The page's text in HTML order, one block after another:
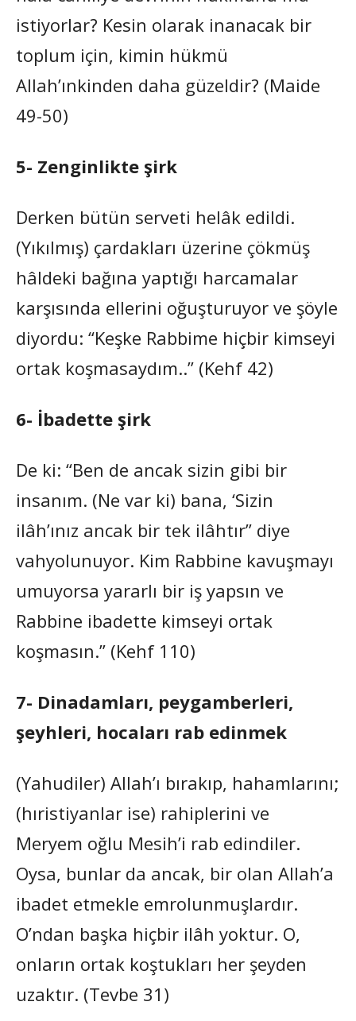
istiyorlar? Kesin olarak inanacak bir
toplum için, kimin hükmü
Allah’ınkinden daha güzeldir? (Maide
49-50)
5- Zenginlikte şirk
Derken bütün serveti helâk edildi.
(Yıkılmış) çardakları üzerine çökmüş
hâldeki bağına yaptığı harcamalar
karşısında ellerini oğuşturuyor ve şöyle
diyordu: “Keşke Rabbime hiçbir kimseyi
ortak koşmasaydım..” (Kehf 42)
6- İbadette şirk
De ki: “Ben de ancak sizin gibi bir
insanım. (Ne var ki) bana, ‘Sizin
ilâh’ınız ancak bir tek ilâhtır” diye
vahyolunuyor. Kim Rabbine kavuşmayı
umuyorsa yararlı bir iş yapsın ve
Rabbine ibadette kimseyi ortak
koşmasın.” (Kehf 110)
7- Dinadamları, peygamberleri,
şeyhleri, hocaları rab edinmek
(Yahudiler) Allah’ı bırakıp, hahamlarını;
(hıristiyanlar ise) rahiplerini ve
Meryem oğlu Mesih’i rab edindiler.
Oysa, bunlar da ancak, bir olan Allah’a
ibadet etmekle emrolunmuşlardır.
O’ndan başka hiçbir ilâh yoktur. O,
onların ortak koştukları her şeyden
uzaktır. (Tevbe 31)